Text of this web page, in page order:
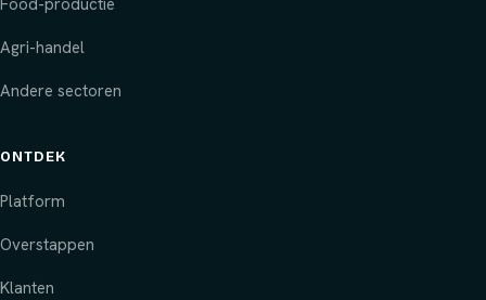
Food-productie
Agri-handel
Andere sectoren
ONTDEK
Platform
Overstappen
Klanten